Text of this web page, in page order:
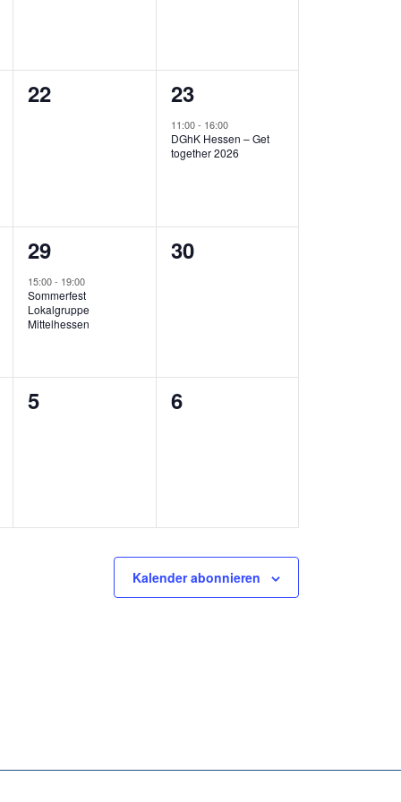
0
Veranstaltungen,
22
1
Veranstaltung,
23
11:00- 16:00
DGhK Hessen – Get
together 2026
1
Veranstaltung,
29
15:00- 19:00
Sommerfest
Lokalgruppe
Mittelhessen
0
30
0
5
0
6
Kalender abonnieren